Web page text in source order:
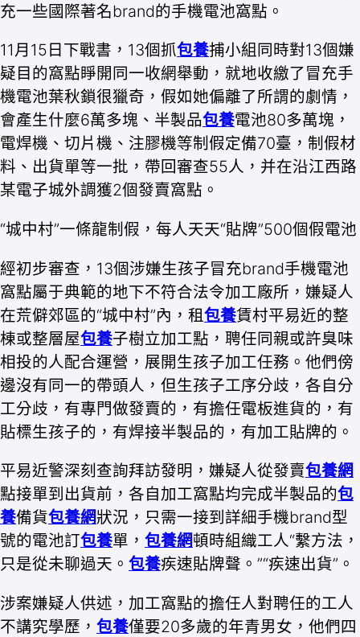
充一些國際著名brand的手機電池窩點。
11月15日下戰書，13個抓包養捕小組同時對13個嫌
疑目的窩點睜開同一收網舉動，就地收繳了冒充手
機電池葉秋鎖很獵奇，假如她偏離了所謂的劇情，
會產生什麼6萬多塊、半製品包養電池80多萬塊，
電焊機、切片機、注膠機等制假定備70臺，制假材
料、出貨單等一批，帶回審查55人，并在沿江西路
某電子城外調獲2個發賣窩點。
“城中村”一條龍制假，每人天天“貼牌”500個假電池
經初步審查，13個涉嫌生孩子冒充brand手機電池
窩點屬于典範的地下不符合法令加工廠所，嫌疑人
在荒僻郊區的“城中村”內，租包養賃村平易近的整
棟或整層屋包養子樹立加工點，聘任同親或許臭味
相投的人配合運營，展開生孩子加工任務。他們傍
邊沒有同一的帶頭人，但生孩子工序分歧，各自分
工分歧，有專門做發賣的，有擔任電板進貨的，有
貼標生孩子的，有焊接半製品的，有加工貼牌的。
平易近警深刻查詢拜訪發明，嫌疑人從發賣包養網
點接單到出貨前，各自加工窩點均完成半製品的包
養備貨包養網狀況，只需一接到詳細手機brand型
號的電池訂包養單， 包養網頓時組織工人“繫方法，
只是從未聊過天。 包養疾速貼牌聲。”“疾速出貨”。
涉案嫌疑人供述，加工窩點的擔任人對聘任的工人
不講究學歷， 包養僅要20多歲的年青男女，他們四